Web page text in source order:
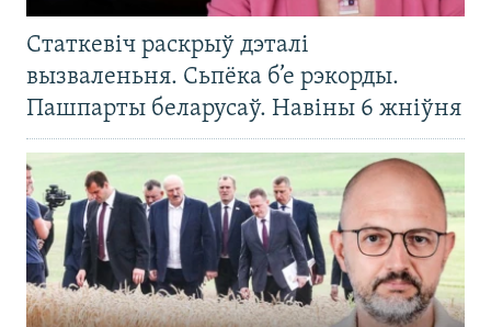
Статкевіч раскрыў дэталі
вызваленьня. Сьпёка б’е рэкорды.
Пашпарты беларусаў. Навіны 6 жніўня